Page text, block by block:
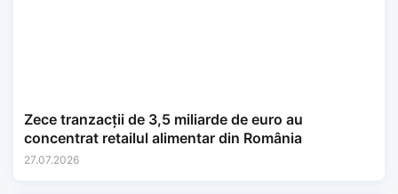
Zece tranzacții de 3,5 miliarde de euro au
concentrat retailul alimentar din România
27.07.2026